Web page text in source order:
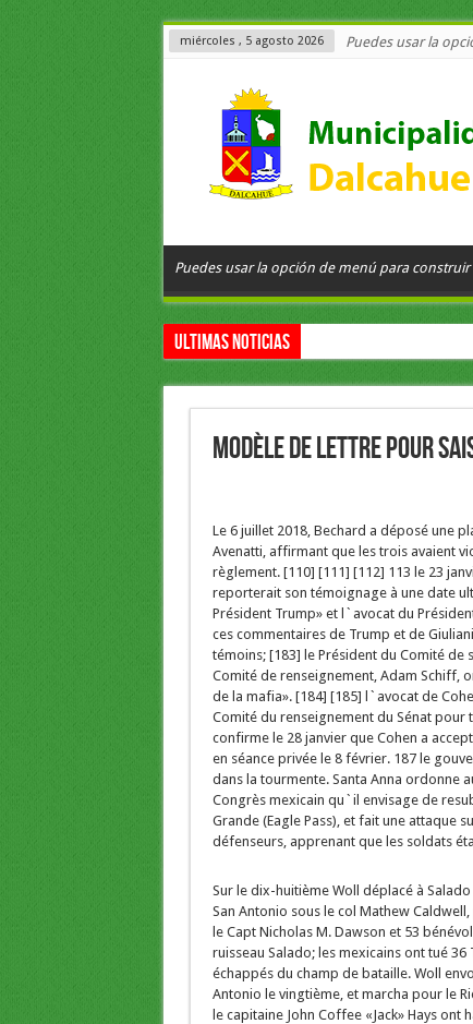
miércoles , 5 agosto 2026 Puedes usar la
Puedes usar la opción de menú para
Ultimas Noticias
Modèle de lettre pour
Le 6 juillet 2018, Bechard a déposé une
Avenatti, affirmant que les trois avaient
règlement. [110] [111] [112] 113 le 23
reporterait son témoignage à une date
Président Trump» et l`avocat du
ces commentaires de Trump et de
témoins; [183] le Président du Comité de
Comité de renseignement, Adam Schiff,
de la mafia». [184] [185] l`avocat de
Comité du renseignement du Sénat
confirme le 28 janvier que Cohen a
en séance privée le 8 février. 187 le
dans la tourmente. Santa Anna ordonne
Congrès mexicain qu`il envisage de
Grande (Eagle Pass), et fait une attaque
défenseurs, apprenant que les soldats
Sur le dix-huitième Woll déplacé à
San Antonio sous le col Mathew
le Capt Nicholas M. Dawson et 53
ruisseau Salado; les mexicains ont tué
échappés du champ de bataille. Woll
Antonio le vingtième, et marcha pour le
le capitaine John Coffee «Jack» Hays